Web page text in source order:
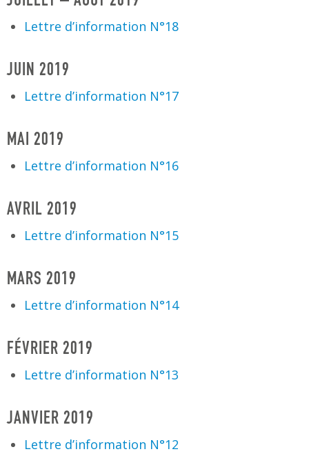
Lettre d’information N°18
JUIN 2019
Lettre d’information N°17
MAI 2019
Lettre d’information N°16
AVRIL 2019
Lettre d’information N°15
MARS 2019
Lettre d’information N°14
FÉVRIER 2019
Lettre d’information N°13
JANVIER 2019
Lettre d’information N°12